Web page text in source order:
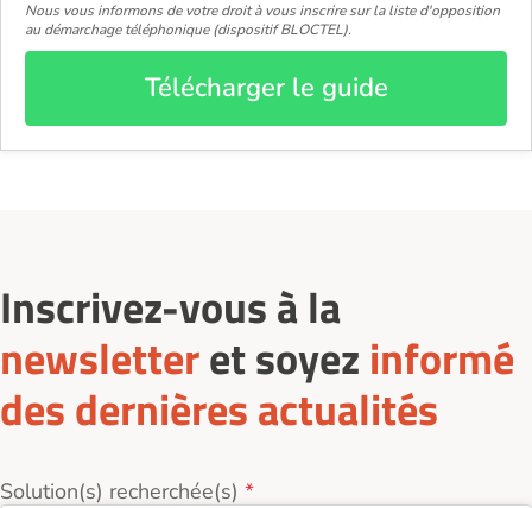
Nous vous informons de votre droit à vous inscrire sur la liste d'opposition
au démarchage téléphonique (dispositif BLOCTEL).
Télécharger le guide
Inscrivez-vous à la
newsletteret soyez informé
des dernières actualités
Solution(s) recherchée(s)